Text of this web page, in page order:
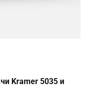
Kramer 5035 и